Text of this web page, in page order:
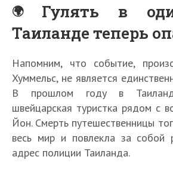
Гулять в
Таиланде теперь
Напомним, что событие,
Хуммельс, не является
В прошлом году в
швейцарская туристка рядом с
Йон. Смерть путешественницы
весь мир и повлекла за собой
адрес полиции Таиланда.